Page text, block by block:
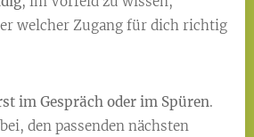
welcher Zugang für dich richtig
im Gespräch oder im Spüren.
den passenden nächsten